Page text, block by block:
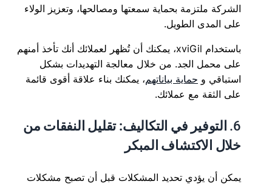
الشركة ملتزمة بحماية سمعتها ومصالحها، وتعزيز الولاء
على المدى الطويل.
باستخدام xviGil، يمكنك أن تُظهر لعملائك أنك تأخذ أمنهم
على محمل الجد. من خلال معالجة التهديدات بشكل
استباقي و حماية بياناتهم، يمكنك بناء علاقة أقوى قائمة
على الثقة مع عملائك.
6.
التوفير في التكاليف: تقليل النفقات من
خلال الاكتشاف المبكر
يمكن أن يؤدي تحديد المشكلات قبل أن تصبح مشكلات